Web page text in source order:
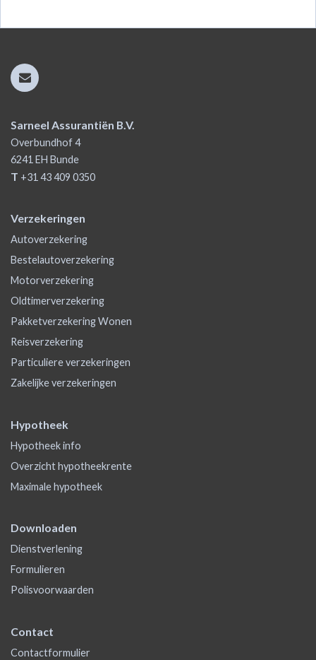
Sarneel Assurantiën B.V.
Overbundhof 4
6241 EH Bunde
T +31 43 409 0350
Verzekeringen
Autoverzekering
Bestelautoverzekering
Motorverzekering
Oldtimerverzekering
Pakketverzekering Wonen
Reisverzekering
Particuliere verzekeringen
Zakelijke verzekeringen
Hypotheek
Hypotheek info
Overzicht hypotheekrente
Maximale hypotheek
Downloaden
Dienstverlening
Formulieren
Polisvoorwaarden
Contact
Contactformulier